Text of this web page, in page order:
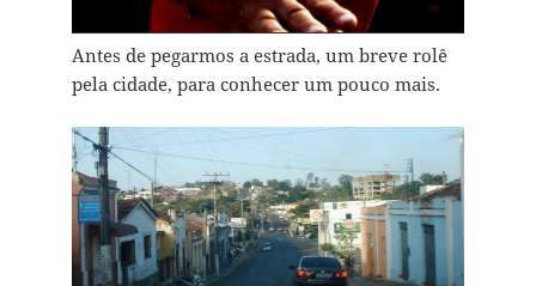
Antes de pegarmos a estrada, um breve rolê
pela cidade, para conhecer um pouco mais.